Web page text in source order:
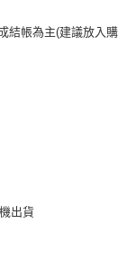
結帳為主(建議放入購
出貨